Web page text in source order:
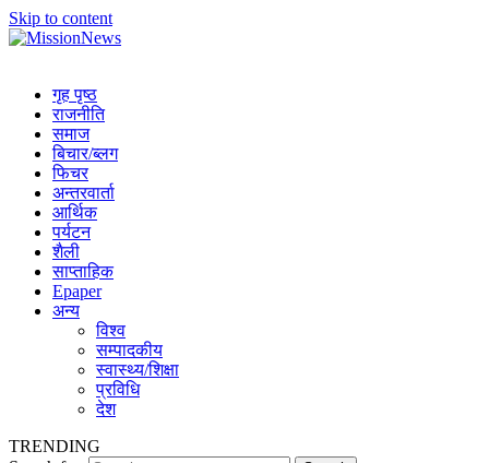
Skip to content
गृह पृष्ठ
राजनीति
समाज
बिचार/ब्लग
फिचर
अन्तरवार्ता
आर्थिक
पर्यटन
शैली
साप्ताहिक
Epaper
अन्य
विश्व
सम्पादकीय
स्वास्थ्य/शिक्षा
प्रविधि
देश
TRENDING